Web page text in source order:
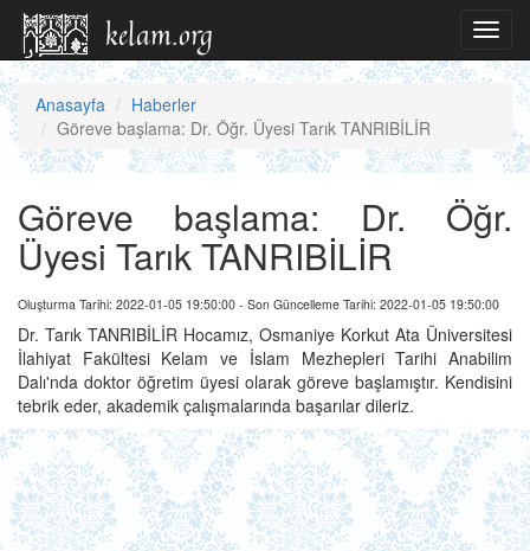
Anasayfa
Haberler
Göreve başlama: Dr. Öğr. Üyesi Tarık TANRIBİLİR
Göreve başlama: Dr. Öğr.
Üyesi Tarık TANRIBİLİR
Oluşturma Tarihi: 2022-01-05 19:50:00 - Son Güncelleme Tarihi: 2022-01-05 19:50:00
Dr. Tarık TANRIBİLİR Hocamız, Osmaniye Korkut Ata Üniversitesi
İlahiyat Fakültesi Kelam ve İslam Mezhepleri Tarihi Anabilim
Dalı'nda doktor öğretim üyesi olarak göreve başlamıştır. Kendisini
tebrik eder, akademik çalışmalarında başarılar dileriz.